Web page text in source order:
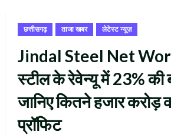
छत्तीसगढ़ ताजा खबर लेटेस्ट न्यूज़
Jindal Steel Net
स्टील के रेवेन्यू में 23% की
जानिए कितने हजार करोड़
प्रॉफिट